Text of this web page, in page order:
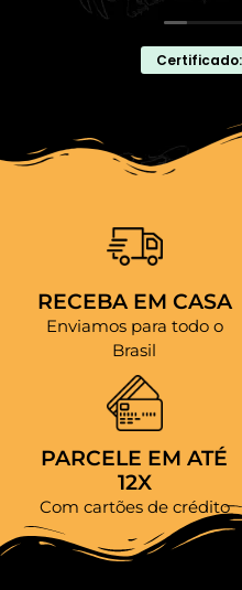
RECEBA EM CASA
Enviamos para todo o
Brasil
PARCELE EM ATÉ
12X
Com cartões de crédito